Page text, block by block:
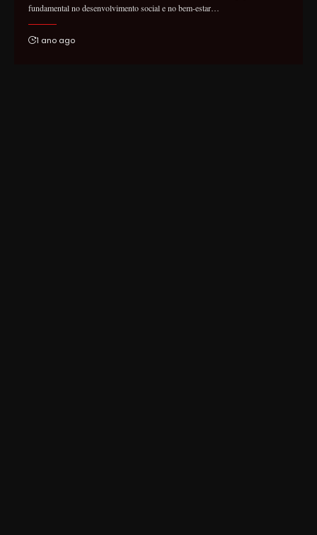
fundamental no desenvolvimento social e no bem-estar…
1 ano ago